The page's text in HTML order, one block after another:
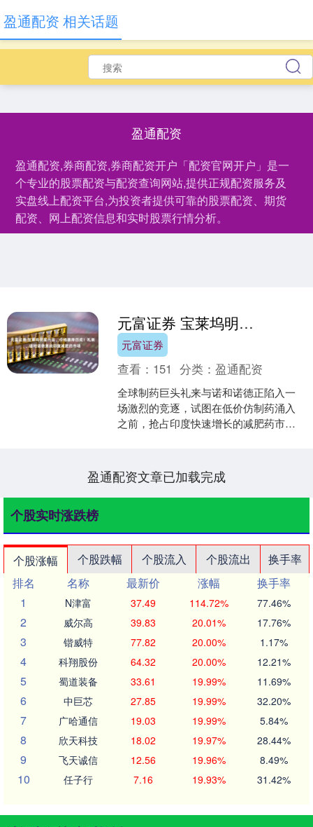
盈通配资
盈通配资,券商配资,券商配资开户「配资官网开户」是一
个专业的股票配资与配资查询网站,提供正规配资服务及
实盘线上配资平台,为投资者提供可靠的股票配资、期货
配资、网上配资信息和实时股票行情分析。
盈通配资 相关话题
元富证券 宝莱坞明星代言、价格暴降四成！礼来、诺和诺德激战印度减肥药市场
元富证券
查看： 151 分类：盈通配资
全球制药巨头礼来与诺和诺德正陷入一
场激烈的竞逐，试图在低价仿制药涌入
之前，抢占印度快速增长的减肥药市
盈通配资文章已加载完成
个股实时涨跌榜
个股涨幅 个股跌幅 个股流入 个股流出
换手率
排名
名称 最新价 涨幅
换手率
1
N津富 37.49 114.72% 77.46%
2 威尔高 39.83 20.01% 17.76%
3 锴威特 77.82 20.00% 1.17%
4 科翔股份 64.32 20.00% 12.21%
5 蜀道装备 33.61 19.99% 11.69%
6 中巨芯 27.85 19.99% 32.20%
7 广哈通信 19.03 19.99% 5.84%
8 欣天科技 18.02 19.97% 28.44%
9 飞天诚信 12.56 19.96% 8.49%
10 任子行 7.16 19.93% 31.42%